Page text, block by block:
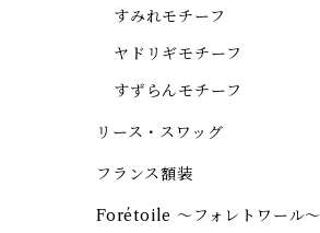
すみれモチーフ
ヤドリギモチーフ
すずらんモチーフ
リース・スワッグ
フランス額装
Forétoile ～フォレトワール～